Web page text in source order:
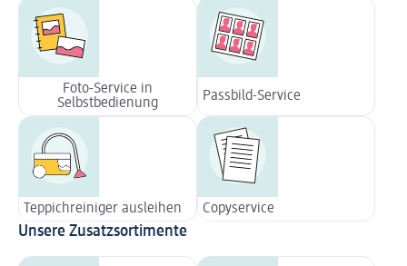
Foto-Service in
Selbstbedienung
Passbild-Service
Teppichreiniger ausleihen Copyservice
Unsere Zusatzsortimente